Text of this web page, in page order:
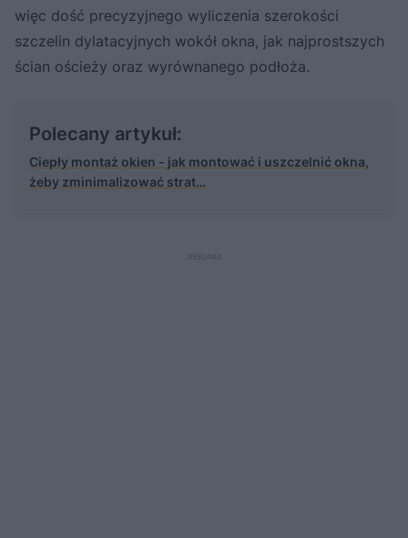
więc dość precyzyjnego wyliczenia szerokości
szczelin dylatacyjnych wokół okna, jak najprostszych
ścian ościeży oraz wyrównanego podłoża.
Polecany artykuł:
Ciepły montaż okien - jak montować i uszczelnić okna,
żeby zminimalizować strat…